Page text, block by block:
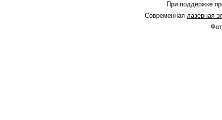
При поддержке
Современная лазерная